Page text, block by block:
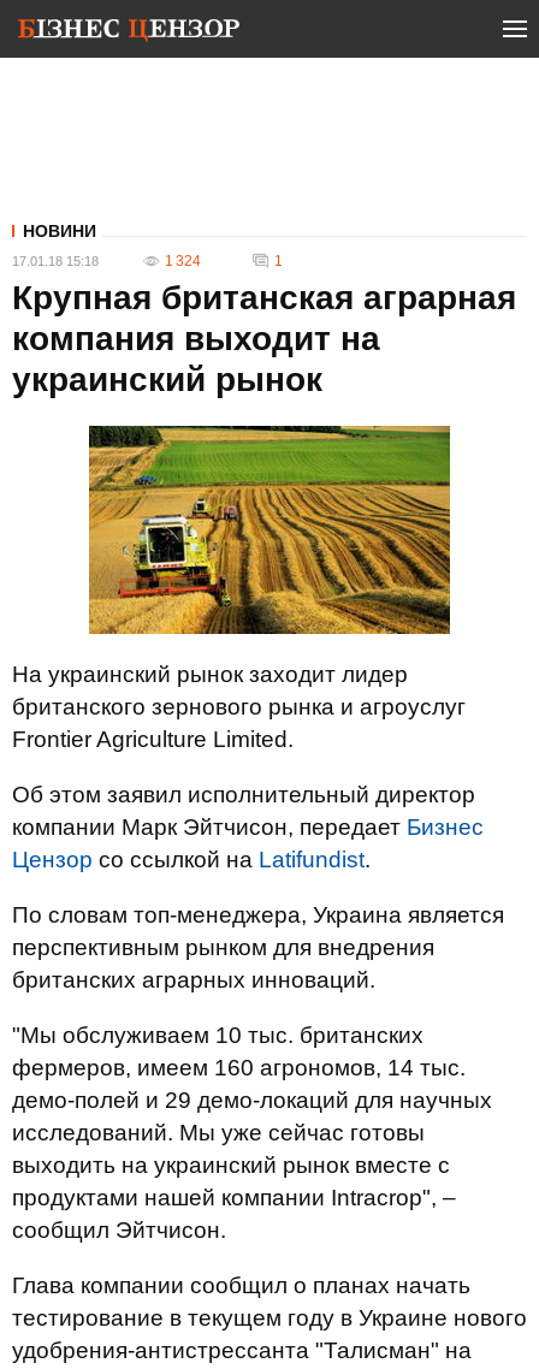
НОВИНИ
17.01.18 15:18 1 324 1
Крупная британская аграрная
компания выходит на
украинский рынок
На украинский рынок заходит лидер
британского зернового рынка и агроуслуг
Frontier Agriculture Limited.
Об этом заявил исполнительный директор
компании Марк Эйтчисон, передает Бизнес
Цензор со ссылкой на Latifundist.
По словам топ-менеджера, Украина является
перспективным рынком для внедрения
британских аграрных инноваций.
"Мы обслуживаем 10 тыс. британских
фермеров, имеем 160 агрономов, 14 тыс.
демо-полей и 29 демо-локаций для научных
исследований. Мы уже сейчас готовы
выходить на украинский рынок вместе с
продуктами нашей компании Intracrop", –
сообщил Эйтчисон.
Глава компании сообщил о планах начать
тестирование в текущем году в Украине нового
удобрения-антистрессанта "Талисман" на